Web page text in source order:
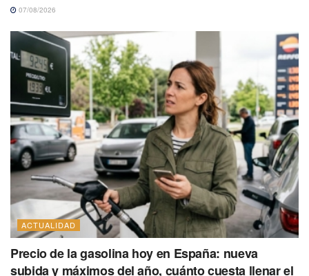
07/08/2026
ACTUALIDAD
Precio de la gasolina hoy en España: nueva
subida y máximos del año, cuánto cuesta llenar el